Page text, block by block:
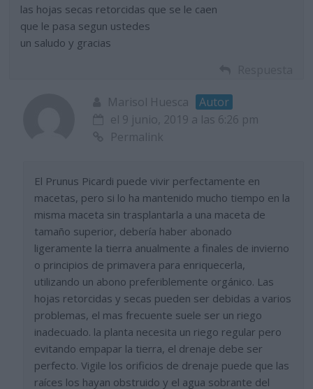
las hojas secas retorcidas que se le caen
que le pasa segun ustedes
un saludo y gracias
Marisol Huesca
Autor
el 9 junio, 2019 a las 6:26 pm
Permalink
El Prunus Picardi puede vivir perfectamente en
macetas, pero si lo ha mantenido mucho tiempo en la
misma maceta sin trasplantarla a una maceta de
tamaño superior, debería haber abonado
ligeramente la tierra anualmente a finales de invierno
o principios de primavera para enriquecerla,
utilizando un abono preferiblemente orgánico. Las
hojas retorcidas y secas pueden ser debidas a varios
problemas, el mas frecuente suele ser un riego
inadecuado. la planta necesita un riego regular pero
evitando empapar la tierra, el drenaje debe ser
perfecto. Vigile los orificios de drenaje puede que las
raíces los hayan obstruido y el agua sobrante del